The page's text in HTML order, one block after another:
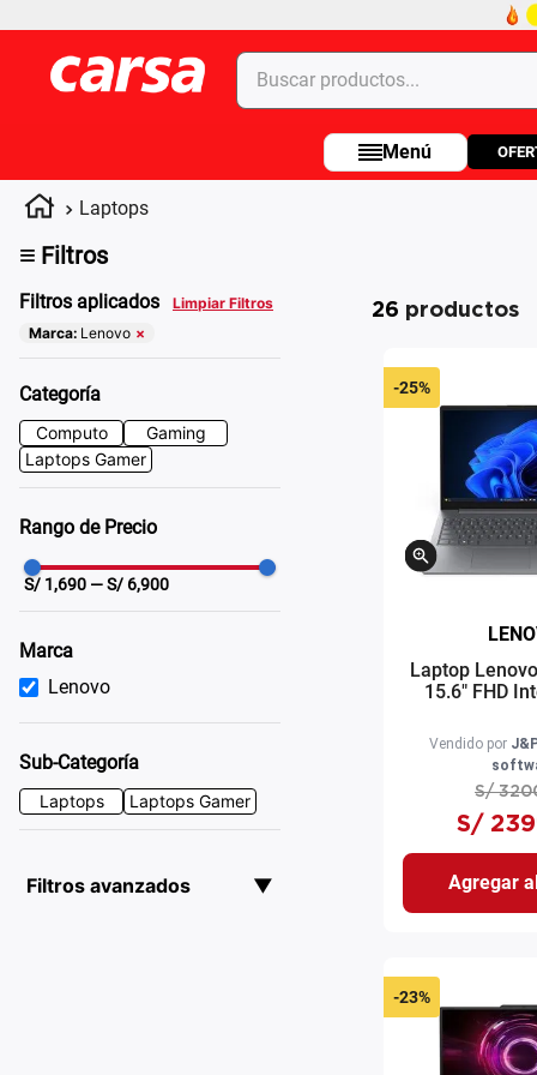
Buscar productos...
Laptops
≡ Filtros
Filtros aplicados
Limpiar Filtros
Marca: Lenovo ×
Categoría
Computo
Gaming
Laptops Gamer
Rango de Precio
S/ 1,690 — S/ 6,900
Marca
Lenovo
Sub-Categoría
Laptops Laptops Gamer
Filtros avanzados ▼
26 productos
-25%
Laptop
15.6" FHD
RAM Intel
FreeDOS
Vendido por
S/
S/
Agregar
-23%
Términos más buscados
1 .
celulares
4 . apple